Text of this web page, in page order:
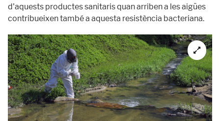
d'aquests productes sanitaris quan arriben a les aigües
contribueixen també a aquesta resistència bacteriana.